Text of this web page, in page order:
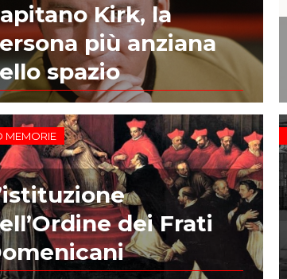
Kirk, la
più anziana
spazio
MEMORIE
dei Frati